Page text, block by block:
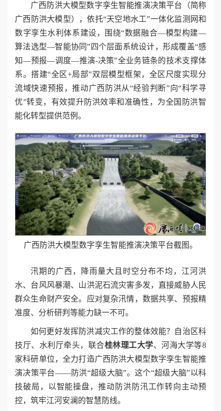
广西防洪大模型数字孪生智能推演决策平台（简称
广西防洪大模型），依托“天空地水工”一体化监测网和
数字孪生水利体系建设，围绕“数据融合—模型构建—
算法选型—智能协同”四个层面系统设计，形成覆盖“感
知—预报—调度—推演-决策”全业务链条的技术支撑体
系。搭建“全区+局部”双层模型框架，全区尺度实现分
流域快速预报，推动广西防洪从“经验判断”向“科学寻
优”转变，有效提升防洪效率和准确性，为全国防洪智
能化转型提供范例。
广西防洪大模型数字孪生智能推演决策平台截图。
汛期的广西，降雨量大且时空分布不均，江河洪
水、台风风暴潮、山洪泥石流灾害多发，直接威胁人民
群众生命财产安全。应对复杂汛情，数据共享、预报精
准度、分析研判等能力缺一不可。
如何更好发挥防洪减灾工作的整体效能？自治区科
技厅、水利厅牵头，联合桂林理工大学、河海大学等8
家科研单位，全力打造广西防洪大模型数字孪生智能推
演决策平台——防洪“超级大脑”。这个“超级大脑”以科
技破局，以智能操盘，推动防洪防汛工作转向主动预
控，筑牢江河安澜的智慧防线。